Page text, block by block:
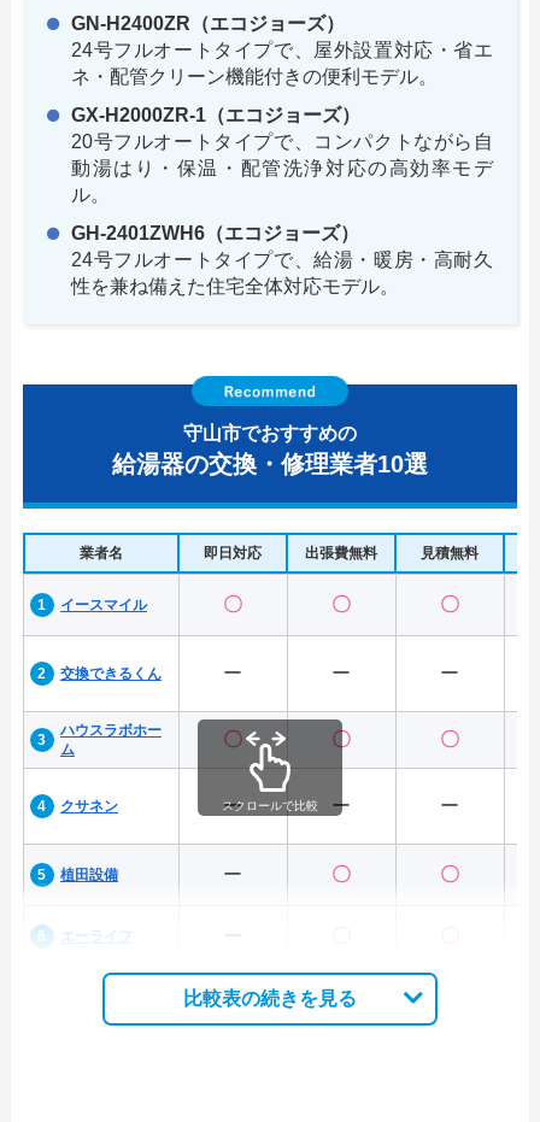
GN-H2400ZR（エコジョーズ）
24号フルオートタイプで、屋外設置対応・省エ
ネ・配管クリーン機能付きの便利モデル。
GX-H2000ZR-1（エコジョーズ）
20号フルオートタイプで、コンパクトながら自
動湯はり・保温・配管洗浄対応の高効率モデ
ル。
GH-2401ZWH6（エコジョーズ）
24号フルオートタイプで、給湯・暖房・高耐久
性を兼ね備えた住宅全体対応モデル。
守山市でおすすめの
給湯器の交換・修理業者10選
業者名 即日対応 出張費無料 見積無料
イースマイル 〇 〇 〇
交換できるくん ー ー ー
ハウスラボホー
ム
〇 〇 〇
クサネン ー ー ー
植田設備 ー 〇 〇
エーライフ
スクロールで比較
比較表の続きを見る